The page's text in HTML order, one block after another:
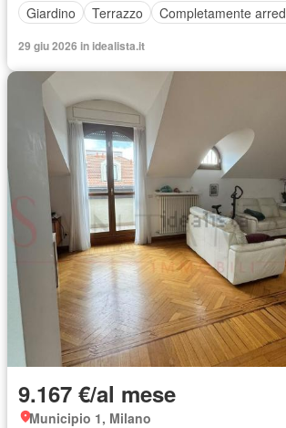
Giardino
Terrazzo Completamente
29 giu 2026 in idealista.it
9.167 €/al mese
Municipio 1, Milano